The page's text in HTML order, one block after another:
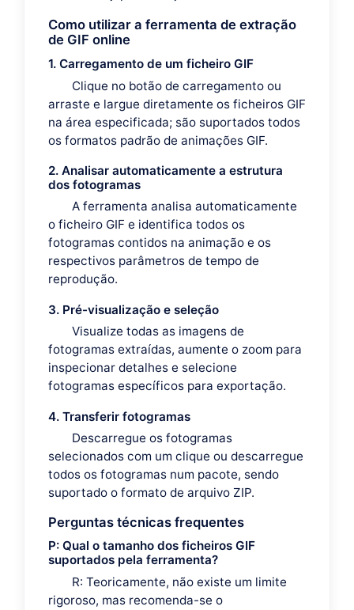
Como utilizar a ferramenta de extração
de GIF online
1. Carregamento de um ficheiro GIF
Clique no botão de carregamento ou
arraste e largue diretamente os ficheiros GIF
na área especificada; são suportados todos
os formatos padrão de animações GIF.
2. Analisar automaticamente a estrutura
dos fotogramas
A ferramenta analisa automaticamente
o ficheiro GIF e identifica todos os
fotogramas contidos na animação e os
respectivos parâmetros de tempo de
reprodução.
3. Pré-visualização e seleção
Visualize todas as imagens de
fotogramas extraídas, aumente o zoom para
inspecionar detalhes e selecione
fotogramas específicos para exportação.
4. Transferir fotogramas
Descarregue os fotogramas
selecionados com um clique ou descarregue
todos os fotogramas num pacote, sendo
suportado o formato de arquivo ZIP.
Perguntas técnicas frequentes
P: Qual o tamanho dos ficheiros GIF
suportados pela ferramenta?
R: Teoricamente, não existe um limite
rigoroso, mas recomenda-se o